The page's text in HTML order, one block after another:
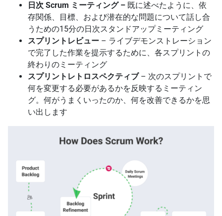
日次 Scrum ミーティング – 既に述べたように、依
存関係、目標、および潜在的な問題について話し合
うための15分の日次スタンドアップミーティング
スプリントレビュー – ライブデモンストレーション
で完了した作業を提示するために、各スプリントの
終わりのミーティング
スプリントレトロスペクティブ– 次のスプリントで
何を変更する必要があるかを反映するミーティン
グ。何がうまくいったのか、何を改善できるかを思
い出します